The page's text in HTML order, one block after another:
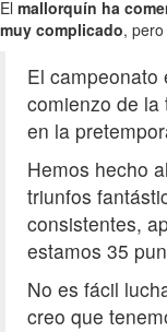
El mallorquín ha
muy complicado,
El campeonato
comienzo de
en la
Hemos hecho
triunfos
consistentes,
estamos 35
No es fácil
creo que